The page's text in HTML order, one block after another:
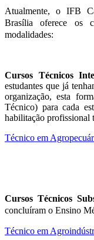
Atualmente, o IFB
Brasília oferece os
modalidades:
Cursos Técnicos
estudantes que já
organização, esta
Técnico) para cada
habilitação profissional
Técnico em
Cursos Técnicos
concluíram o Ensino
Técnico em